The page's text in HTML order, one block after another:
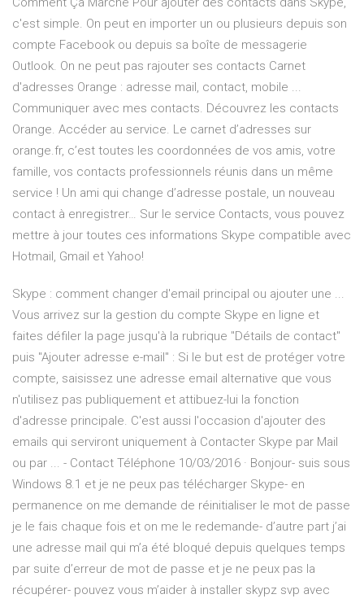
c'est simple. On peut en importer un ou plusieurs depuis son
compte Facebook ou depuis sa boîte de messagerie
Outlook. On ne peut pas rajouter ses contacts Carnet
d'adresses Orange : adresse mail, contact, mobile ...
Communiquer avec mes contacts. Découvrez les contacts
Orange. Accéder au service. Le carnet d’adresses sur
orange.fr, c’est toutes les coordonnées de vos amis, votre
famille, vos contacts professionnels réunis dans un même
service ! Un ami qui change d’adresse postale, un nouveau
contact à enregistrer… Sur le service Contacts, vous pouvez
mettre à jour toutes ces informations Skype compatible avec
Hotmail, Gmail et Yahoo!
Skype : comment changer d'email principal ou ajouter une ...
Vous arrivez sur la gestion du compte Skype en ligne et
faites défiler la page jusqu'à la rubrique "Détails de contact"
puis "Ajouter adresse e-mail" : Si le but est de protéger votre
compte, saisissez une adresse email alternative que vous
n'utilisez pas publiquement et attibuez-lui la fonction
d'adresse principale. C'est aussi l'occasion d'ajouter des
emails qui serviront uniquement à Contacter Skype par Mail
ou par ... - Contact Téléphone 10/03/2016 · Bonjour- suis sous
Windows 8.1 et je ne peux pas télécharger Skype- en
permanence on me demande de réinitialiser le mot de passe
je le fais chaque fois et on me le redemande- d’autre part j’ai
une adresse mail qui m’a été bloqué depuis quelques temps
par suite d’erreur de mot de passe et je ne peux pas la
récupérer- pouvez vous m’aider à installer skypz svp avec